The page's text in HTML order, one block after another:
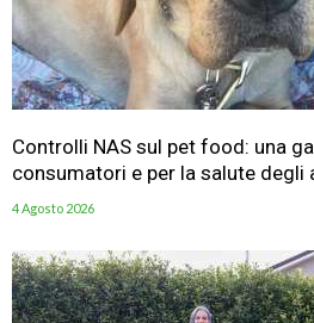
Controlli NAS sul pet food: una
consumatori e per la salute degli
4 Agosto 2026